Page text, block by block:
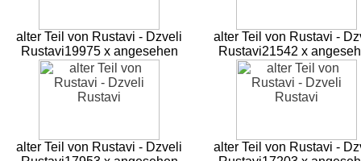
alter Teil von Rustavi - Dzveli
Rustavi19975 x angesehen
alter Teil von Rustavi -
Rustavi21542 x
alter Teil von Rustavi - Dzveli
alter Teil von Rustavi -